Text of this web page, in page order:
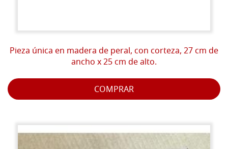
Pieza única en madera de peral, con corteza, 27 cm de
ancho x 25 cm de alto.
COMPRAR